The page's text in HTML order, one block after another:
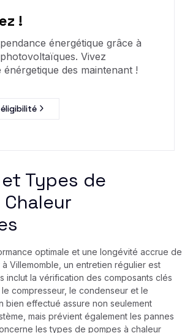
!
énergétique grâce à
Vivez
des maintenant !
Types de
optimale et une longévité accrue de
Villemomble, un entretien régulier est
inclut la vérification des composants clés
compresseur, le condenseur et le
bien effectué assure non seulement
mais prévient également les pannes
les types de pompes à chaleur